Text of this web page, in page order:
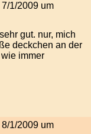
1/2009 um
gut. nur, mich
deckchen an der
immer
1/2009 um